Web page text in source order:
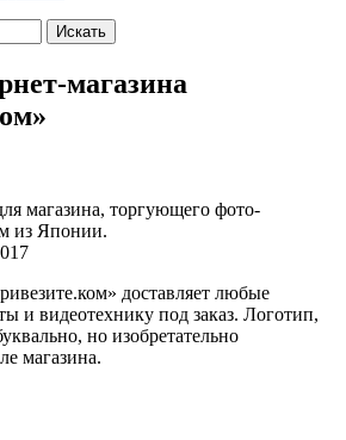
Искать
магазина
магазина, торгующего фото-
из Японии.
доставляет любые
и видеотехнику под заказ. Логотип,
но изобретательно
магазина.